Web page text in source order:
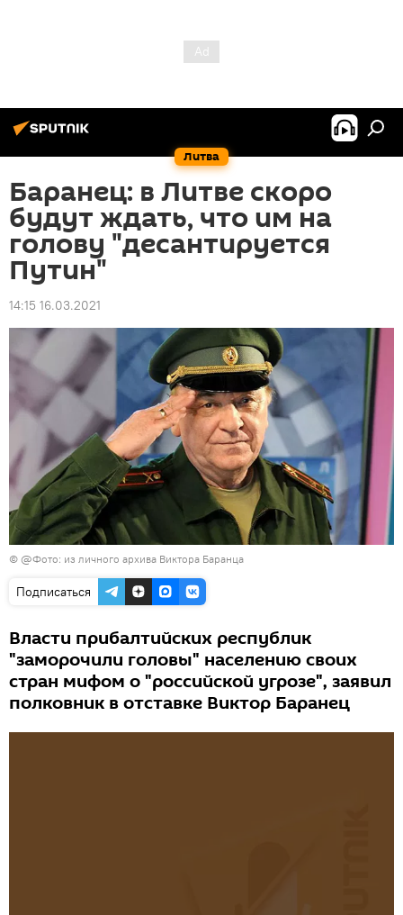
Литва
Баранец: в Литве скоро
будут ждать, что им на
голову "десантируется
Путин"
14:15 16.03.2021
© @Фото: из личного архива Виктора Баранца
Подписаться
Власти прибалтийских республик
"заморочили головы" населению своих
стран мифом о "российской угрозе", заявил
полковник в отставке Виктор Баранец